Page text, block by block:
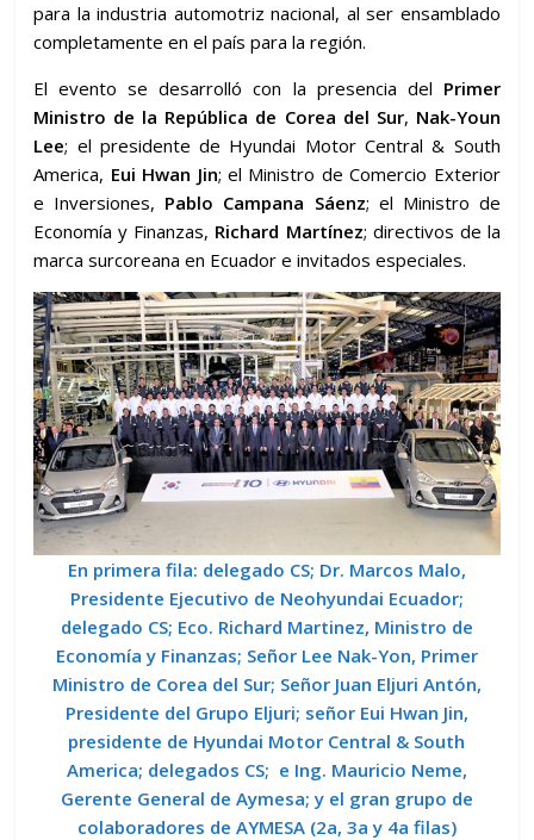
para la industria automotriz nacional, al ser ensamblado
completamente en el país para la región.
El evento se desarrolló con la presencia del Primer
Ministro de la República de Corea del Sur, Nak-Youn
Lee; el presidente de Hyundai Motor Central & South
America, Eui Hwan Jin; el Ministro de Comercio Exterior
e Inversiones, Pablo Campana Sáenz; el Ministro de
Economía y Finanzas, Richard Martínez; directivos de la
marca surcoreana en Ecuador e invitados especiales.
En primera fila: delegado CS; Dr. Marcos Malo,
Presidente Ejecutivo de Neohyundai Ecuador;
delegado CS; Eco. Richard Martinez, Ministro de
Economía y Finanzas; Señor Lee Nak-Yon, Primer
Ministro de Corea del Sur; Señor Juan Eljuri Antón,
Presidente del Grupo Eljuri; señor Eui Hwan Jin,
presidente de Hyundai Motor Central & South
America; delegados CS; e Ing. Mauricio Neme,
Gerente General de Aymesa; y el gran grupo de
colaboradores de AYMESA (2a, 3a y 4a filas)